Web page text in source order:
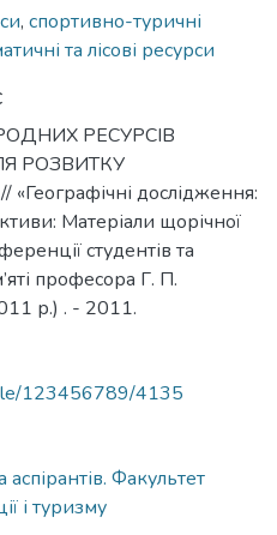
, спортивно-туричні
та лісові ресурси
РЕСУРСІВ
РОЗВИТКУ
дослідження:
Матеріали щорічної
студентів та
професора Г. П.
р.) . - 2011.
123456789/4135
аспірантів. Факультет
і туризму